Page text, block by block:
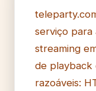
serviço para
streaming
de playback
razoáveis: